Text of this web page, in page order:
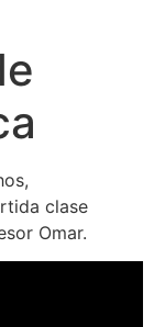
clase
Omar.